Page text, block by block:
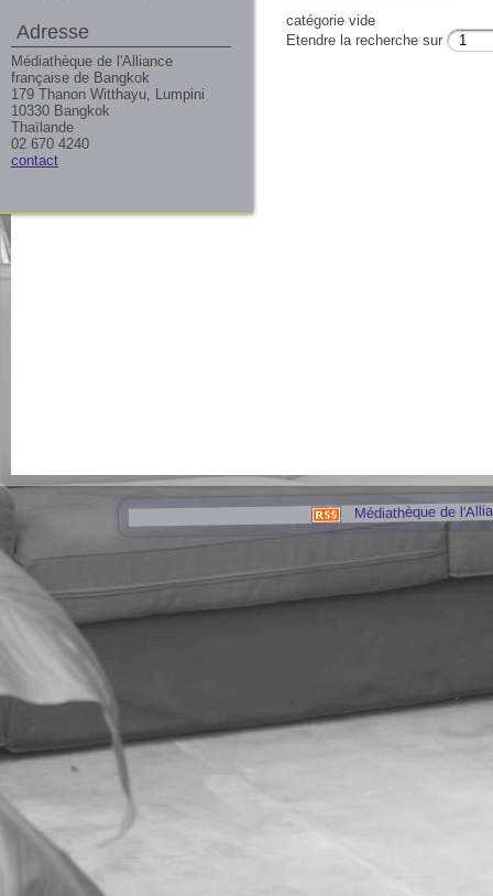
catégorie vide
Etendre la recherche sur
Médiathèque de
Adresse
Médiathèque de l'Alliance
française de Bangkok
179 Thanon Witthayu, Lumpini
10330 Bangkok
Thaïlande
02 670 4240
contact